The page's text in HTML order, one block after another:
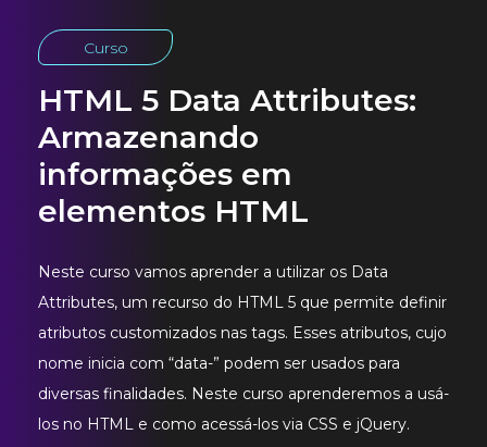
Curso
HTML 5 Data Attributes:
Armazenando
informações em
elementos HTML
Neste curso vamos aprender a utilizar os Data
Attributes, um recurso do HTML 5 que permite definir
atributos customizados nas tags. Esses atributos, cujo
nome inicia com “data-” podem ser usados para
diversas finalidades. Neste curso aprenderemos a usá-
los no HTML e como acessá-los via CSS e jQuery.